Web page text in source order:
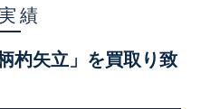
績
杓矢立」を買取り致